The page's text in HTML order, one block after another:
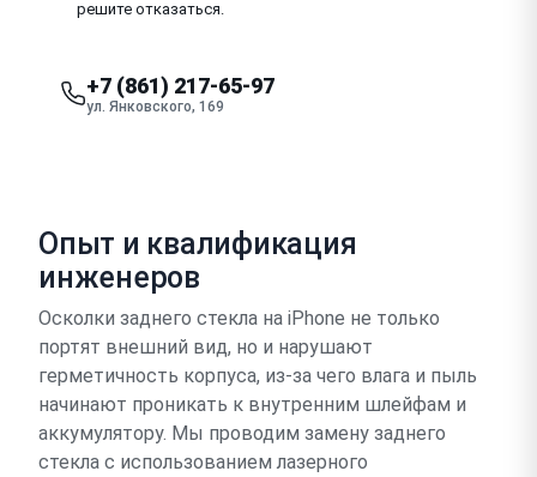
решите отказаться.
+7 (861) 217-65-97
ул. Янковского, 169
Опыт и квалификация
инженеров
Осколки заднего стекла на iPhone не только
портят внешний вид, но и нарушают
герметичность корпуса, из-за чего влага и пыль
начинают проникать к внутренним шлейфам и
аккумулятору. Мы проводим замену заднего
стекла с использованием лазерного